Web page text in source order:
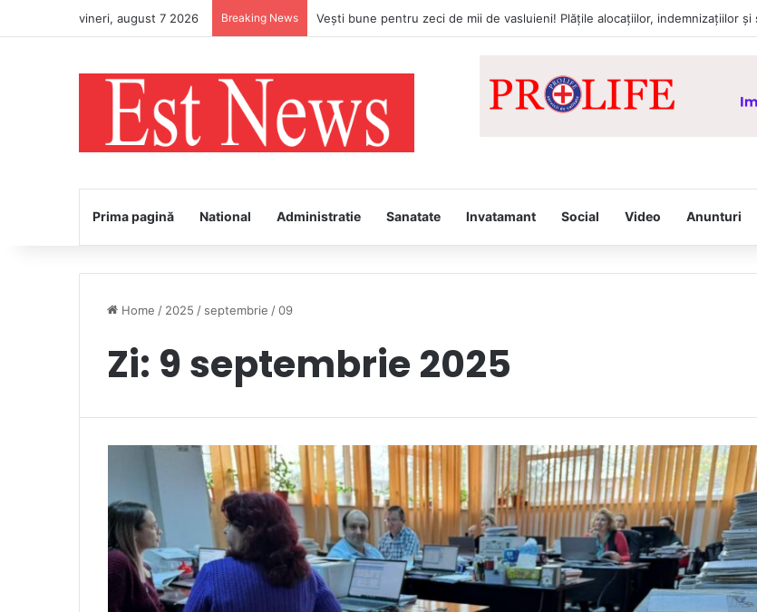
vineri, august 7 2026 Breaking News
Prima pagină National Administratie Sanatate Invatamant Social Video Anunturi
Home / 2025 / septembrie /09
Zi: 9 septembrie 2025